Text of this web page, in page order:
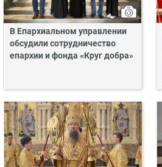
В Епархиальном управлении
обсудили сотрудничество
епархии и фонда «Круг добра»